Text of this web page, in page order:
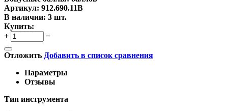
Артикул: 912.690.11B
В наличии: 3 шт.
Купить:
+
−
Отложить Добавить в список сравнения
Параметры
Отзывы
Тип инструмента